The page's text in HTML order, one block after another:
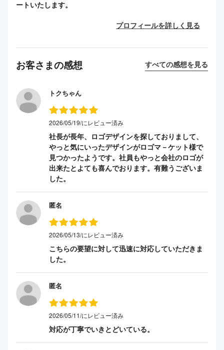
ートいたします。
プロフィールを詳しく見る
お客さまの感想 すべての感想を見る
トクちゃん
2026/05/19/にレビュー済み
社長が長年、ロゴデザインを探しておりまして、
やっと気にいったデザインがロゴマ－ケット様で
見つかったようです。社員もやっと会社のロゴが
出来たとよても喜んでおります。有難うございま
した。
匿名
2026/05/13/にレビュー済み
こちらの要望に対して迅速に対応していただきま
した。
匿名
2026/05/11/にレビュー済み
対応が丁寧でいきとどいている。